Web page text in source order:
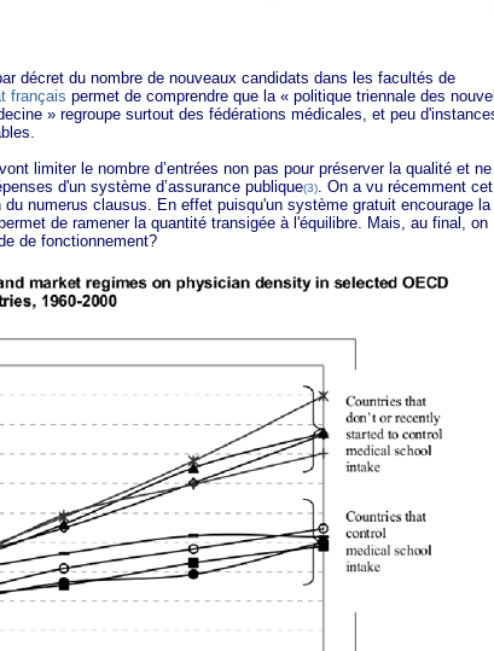
du nombre de nouveaux candidats dans les facultés de
français permet de comprendre que la « politique triennale des
» regroupe surtout des fédérations médicales, et peu
le nombre d’entrées non pas pour préserver la qualité et ne
d'un système d’assurance publique(3). On a vu récemment cet
du numerus clausus. En effet puisqu'un système gratuit encourage la
de ramener la quantité transigée à l'équilibre. Mais, au final, on
de fonctionnement?